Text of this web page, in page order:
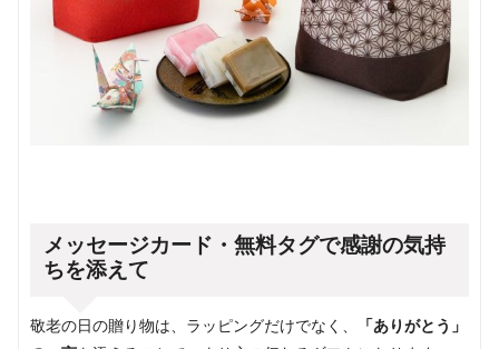
メッセージカード・無料タグで感謝の気持
ちを添えて
敬老の日の贈り物は、ラッピングだけでなく、
「ありがとう」